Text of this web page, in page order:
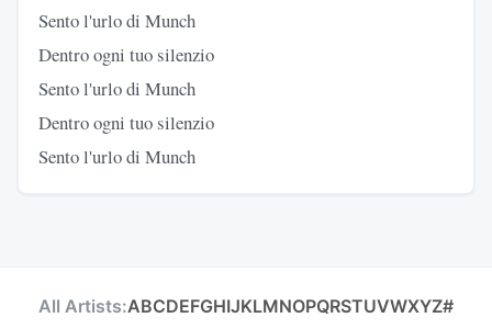
Sento l'urlo di Munch
Dentro ogni tuo silenzio
Sento l'urlo di Munch
Dentro ogni tuo silenzio
Sento l'urlo di Munch
All Artists:ABCDEFGHIJKLMNOPQRSTUVWXYZ#